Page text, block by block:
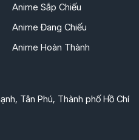
Anime Sắp Chiếu
Anime Đang Chiếu
Anime Hoàn Thành
Tân Phú, Thành phố Hồ Chí